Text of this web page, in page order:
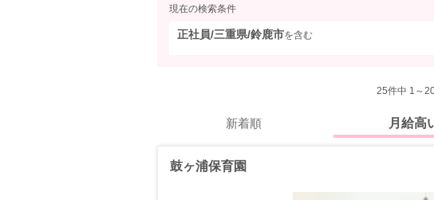
現在の検索条件
正社員/三重県/鈴鹿市を含む
25件中 1～
新着順 月給高
鼓ヶ浦保育園